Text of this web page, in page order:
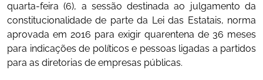
quarta-feira (6), a sessão destinada ao julgamento da
constitucionalidade de parte da Lei das Estatais, norma
aprovada em 2016 para exigir quarentena de 36 meses
para indicações de políticos e pessoas ligadas a partidos
para as diretorias de empresas públicas.